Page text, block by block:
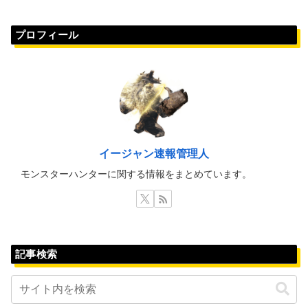
プロフィール
イージャン速報管理人
モンスターハンターに関する情報をまとめています。
記事検索